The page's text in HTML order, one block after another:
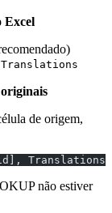
Excel
Translations
de origem,
não estiver